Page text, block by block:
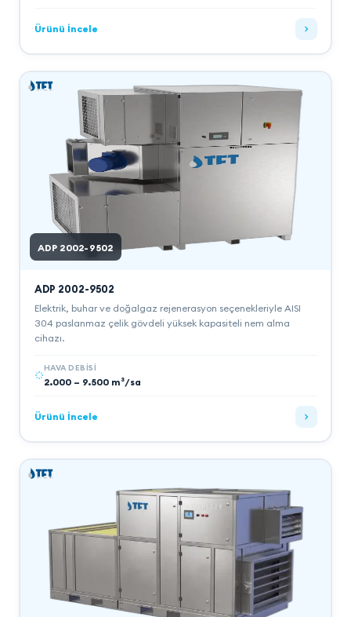
Ürünü İncele
ADP 2002-9502
ADP 2002-9502
Elektrik, buhar ve doğalgaz rejenerasyon seçenekleriyle AISI
304 paslanmaz çelik gövdeli yüksek kapasiteli nem alma
cihazı.
HAVA DEBISI
2.000 – 9.500 m³/sa
Ürünü İncele